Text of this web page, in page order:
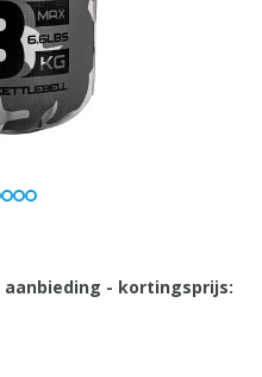
- kortingsprijs: